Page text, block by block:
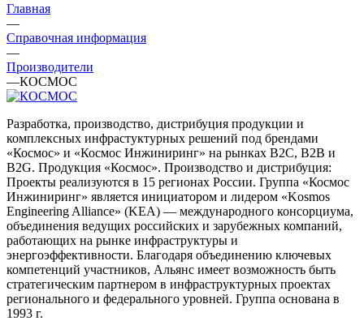
Главная
—
Справочная информация
—
Производители
—КОСМОС
Разработка, производство, дистрибуция продукции и
комплексных инфрастуктурных решений под брендами
«Космос» и «Космос Инжиниринг» на рынках B2C, B2B и
B2G. Продукция «Космос». Производство и дистрибуция:
Проекты реализуются в 15 регионах России. Группа «Космос
Инжиниринг» является инициатором и лидером «Kosmos
Engineering Alliance» (KEA) — международного консорциума,
объединения ведущих российских и зарубежных компаний,
работающих на рынке инфраструктуры и
энергоэффективности. Благодаря объединению ключевых
компетенций участников, Альянс имеет возможность быть
стратегическим партнером в инфраструктурных проектах
регионального и федерального уровней. Группа основана в
1993 г.